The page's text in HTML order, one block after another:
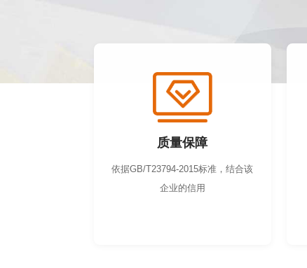
质量保障
依据GB/T23794-2015标准，结合该
企业的信用